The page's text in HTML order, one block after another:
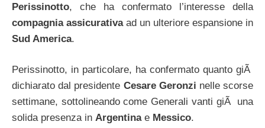
Perissinotto, che ha confermato l’interesse della
compagnia assicurativaad un ulteriore espansione in
Sud America.
Perissinotto, in particolare, ha confermato quanto giÃ
dichiarato dal presidente Cesare Geronzi nelle scorse
settimane, sottolineando come Generali vanti giÃ una
solida presenza in Argentinae Messico.